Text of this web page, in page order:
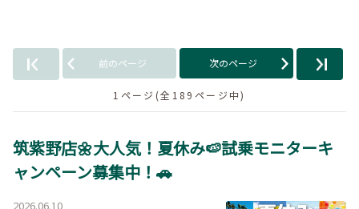
前のページ 次のページ
1ページ(全189ページ中)
筑紫野店🌼大人気！夏休み🍉試乗モニターキ
ャンペーン募集中！🚗
2026.06.10